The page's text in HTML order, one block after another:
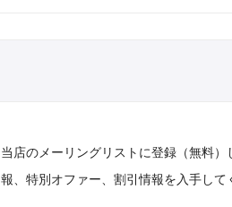
当店のメーリングリストに登録（無料）
報、特別オファー、割引情報を入手して